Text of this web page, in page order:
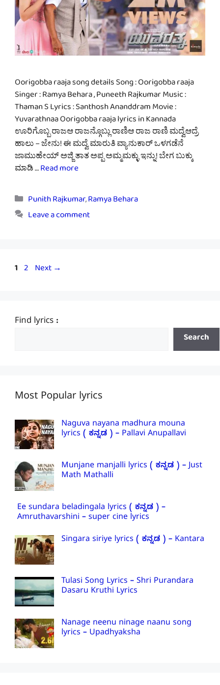
Oorigobba raaja song details Song : Oorigobba raaja
Singer : Ramya Behara , Puneeth Rajkumar Music :
Thaman S Lyrics : Santhosh Ananddram Movie :
Yuvarathnaa Oorigobba raaja lyrics in Kannada
ಊರಿಗೊಬ್ಬ ರಾಜಆ ರಾಜನ್ಗೊಬ್ಲು ರಾಣಿಆ ರಾಜ ರಾಣಿ ಮದ್ವೆಆದ್ರೆ
ಹಾಲು – ಜೇನು! ಈ ಮದ್ವೆ ಮಾರುತಿ ವ್ಯಾನುಕಾರ್ ಒಳಗಡೆನೆ
ಜಾಮುಹೇಯ್ ಅಜ್ಜಿ ತಾತ ಅಪ್ಪ ಅಮ್ಮಮಕ್ಳು ಇನ್ನು! ಬೇಗ ಬುಕ್ಕು
ಮಾಡಿ …Read more
Categories
Punith Rajkumar,Ramya Behara
Leave a comment
Page
1 Page
2 Next→
Find lyrics :
Search
Most Popular lyrics
Naguva nayana madhura mouna
lyrics ( ಕನ್ನಡ ) – Pallavi Anupallavi
Munjane manjalli lyrics ( ಕನ್ನಡ ) – Just
Math Mathalli
Ee sundara beladingala lyrics ( ಕನ್ನಡ ) –
Amruthavarshini – super cine lyrics
Singara siriye lyrics ( ಕನ್ನಡ ) – Kantara
Tulasi Song Lyrics – Shri Purandara
Dasaru Kruthi Lyrics
Nanage neenu ninage naanu song
lyrics – Upadhyaksha